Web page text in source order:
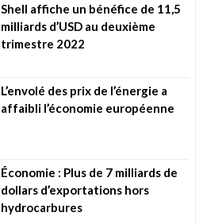
Shell affiche un bénéfice de 11,5
milliards d’USD au deuxième
trimestre 2022
L’envolé des prix de l’énergie a
affaibli l’économie européenne
Économie : Plus de 7 milliards de
dollars d’exportations hors
hydrocarbures